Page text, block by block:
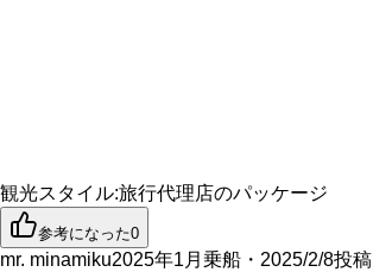
観光スタイル:旅行代理店のパッケージ
参考になった0
mr. minamiku2025年1月乗船・2025/2/8投稿